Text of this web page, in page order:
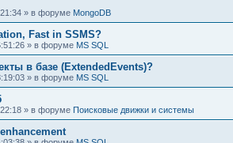
» в форуме MongoDB
Fast in SSMS?
» в форуме MS SQL
в базе (ExtendedEvents)?
» в форуме MS SQL
» в форуме Поисковые движки и системы